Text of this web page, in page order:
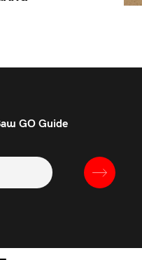
GO Guide